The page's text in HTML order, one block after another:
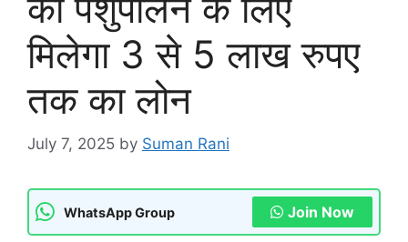
मिलेगा 3 से 5 लाख रुपए
तक का लोन
July 7, 2025 by Suman Rani
WhatsApp Group Join Now